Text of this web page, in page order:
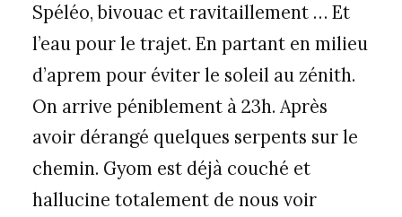
Spéléo, bivouac et ravitaillement … Et
l’eau pour le trajet. En partant en milieu
d’aprem pour éviter le soleil au zénith.
On arrive péniblement à 23h. Après
avoir dérangé quelques serpents sur le
chemin. Gyom est déjà couché et
hallucine totalement de nous voir